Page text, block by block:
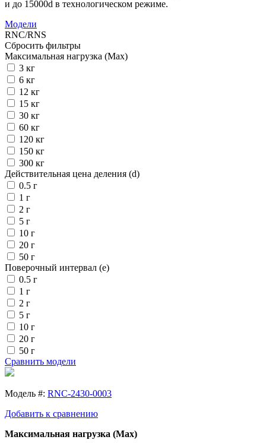
и до 15000d в технологическом режиме.
Модели
RNC/RNS
Сбросить фильтры
Максимальная нагрузка (Max)
3 кг
6 кг
12 кг
15 кг
30 кг
60 кг
120 кг
150 кг
300 кг
Действительная цена деления (d)
0.5 г
1 г
2 г
5 г
10 г
20 г
50 г
Поверочный интервал (e)
0.5 г
1 г
2 г
5 г
10 г
20 г
50 г
Сравнить модели
Модель #: RNC-2430-0003
Добавить к сравнению
Максимальная нагрузка (Max)